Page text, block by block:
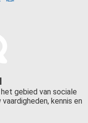
gebied van sociale
kennis en